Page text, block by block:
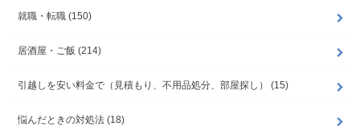
就職・転職 (150)
居酒屋・ご飯 (214)
引越しを安い料金で（見積もり、不用品処分、部屋探し） (15)
悩んだときの対処法 (18)